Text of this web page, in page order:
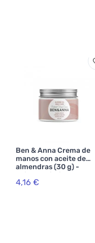
Ben & Anna Crema de
manos con aceite de
almendras (30 g) -
cuidado diario
4,16 €